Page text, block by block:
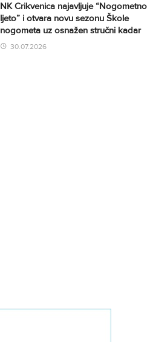
NK Crikvenica najavljuje “Nogometno
ljeto” i otvara novu sezonu Škole
nogometa uz osnažen stručni kadar
30.07.2026